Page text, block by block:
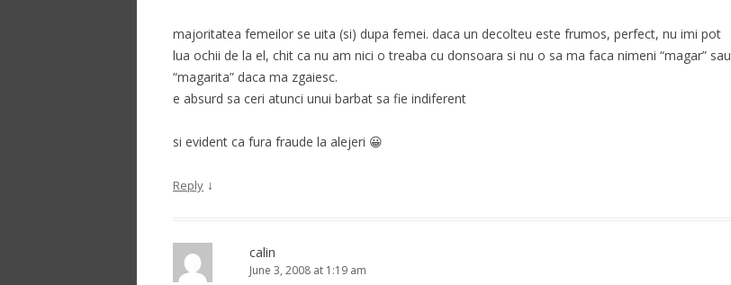
majoritatea femeilor se uita (si) dupa femei. daca un decolteu este frumos, perfect, nu imi pot
lua ochii de la el, chit ca nu am nici o treaba cu donsoara si nu o sa ma faca nimeni “magar” sau
“magarita” daca ma zgaiesc.
e absurd sa ceri atunci unui barbat sa fie indiferent
si evident ca fura fraude la alejeri 😀
Reply ↓
calin
June 3, 2008 at 1:19 am